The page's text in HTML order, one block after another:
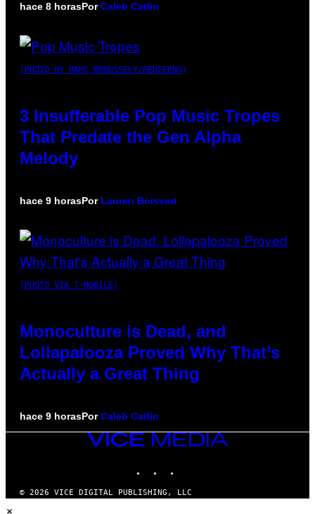
hace 8 horasPorCaleb Catlin
(PHOTO BY MARC BROUSSELY/REDFERNS)
3 Insufferable Pop Music Tropes
That Predate the Gen Alpha
Melody
hace 9 horasPor Lauren Boisvert
(PHOTO VIA T-MOBILE)
Monoculture is Dead, and
Lollapalooza Proved Why That’s
Actually a Great Thing
hace 9 horasPorCaleb Catlin
VICE
© 2026 VICE DIGITAL PUBLISHING, LLC
×